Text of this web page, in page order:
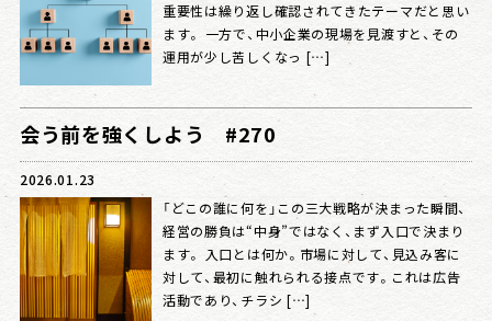
重要性は繰り返し確認されてきたテーマだと思い
ます。 一方で、中小企業の現場を見渡すと、その
運用が少し苦しくなっ […]
会う前を強くしよう #270
2026.01.23
「どこの誰に何を」この三大戦略が決まった瞬間、
経営の勝負は“中身”ではなく、まず入口で決まり
ます。 入口とは何か。市場に対して、見込み客に
対して、最初に触れられる接点です。これは広告
活動であり、チラシ […]